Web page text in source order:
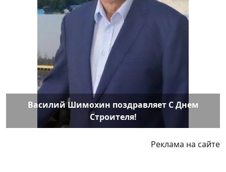
Василий Шимохин поздравляет С Днем
Строителя!
Реклама на сайте